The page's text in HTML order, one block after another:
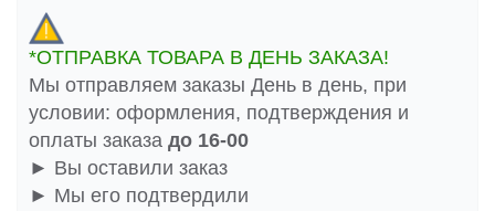
*ОТПРАВКА ТОВАРА В ДЕНЬ ЗАКАЗА!
Мы отправляем заказы День в день, при
условии: оформления, подтверждения и
оплаты заказа до 16-00
► Вы оставили заказ
► Мы его подтвердили